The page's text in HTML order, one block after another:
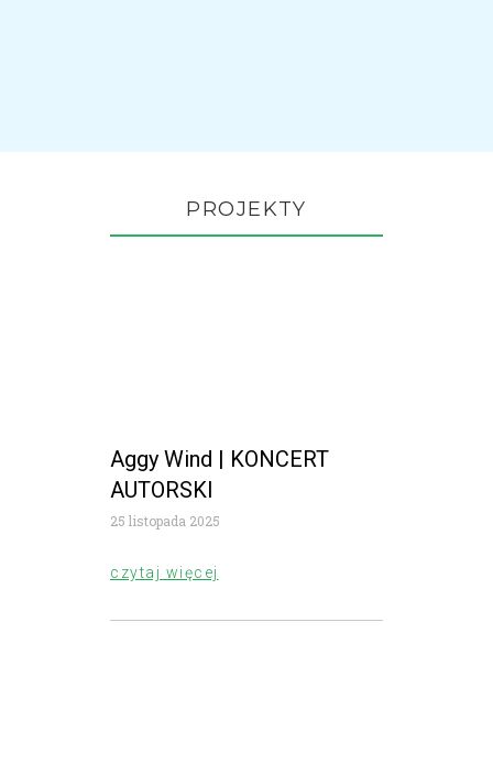
PROJEKTY
Aggy Wind | KONCERT
AUTORSKI
25 listopada 2025
czytaj więcej